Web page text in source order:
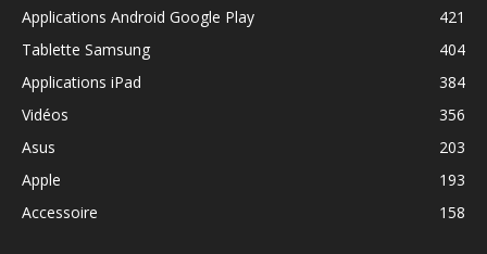
Applications Android Google Play
421
Tablette Samsung
404
Applications iPad
384
Vidéos
356
Asus
203
Apple
193
Accessoire
158